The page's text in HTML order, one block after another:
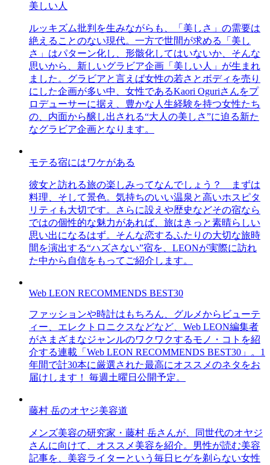
美しい人
ルッキズム批判を生みながらも、「美しさ」の需要は
絶えることのない現代。一方で世間が求める「美し
さ」はパターン化し、形骸化してはいないか、そんな
思いから、新しいグラビア企画「美しい人」が生まれ
ました。グラビアと言えば女性の若さとボディを売り
にした企画が多い中、女性であるKaori Oguriさんをプ
ロデューサーに据え、豊かな人生経験を持つ女性たち
の、内面から醸し出される“大人の美しさ”に迫る新た
なグラビア企画となります。
モテる宿にはワケがある
彼女と訪れる旅の楽しみってなんでしょう？ まずは
料理、そして景色。気持ちのいい温泉と高いホスピタ
リティも大切です。さらに設えや歴史などその宿なら
ではの個性的な魅力があれば、旅はきっと素晴らしい
思い出になるはず。そんな恋するふたりの大切な旅時
間を演出する“ハズさない”宿を、LEONが実際に訪れ
た中から自信をもってご紹介します。
Web LEON RECOMMENDS BEST30
ファッションや時計はもちろん、グルメからビューテ
ィー、エレクトロニクスなどなど、Web LEON編集者
がさまざまなジャンルのワクワクするモノ・コトを紹
介する連載「Web LEON RECOMMENDS BEST30」。1
年間で計30本に厳選された最高にオススメのネタをお
届けします！ 毎週土曜日公開予定。
藤村 岳のオヤジ美容道
メンズ美容の研究家・藤村 岳さんが、同世代のオヤジ
さんに向けて、オススメ美容を紹介。男性が読む美容
記事を、美容ライターという毎日ヒゲを剃らない女性